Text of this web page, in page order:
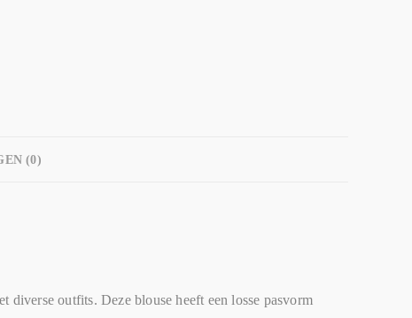
(0)
outfits. Deze blouse heeft een losse pasvorm